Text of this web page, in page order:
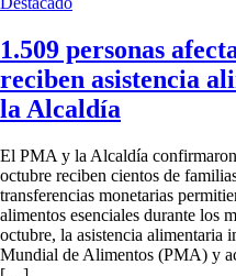
1.509 personas
reciben asistencia
la Alcaldía
El PMA y la Alcaldía
octubre reciben cientos de
transferencias monetarias
alimentos esenciales durante los
octubre, la asistencia alimentaria
Mundial de Alimentos (PMA) y